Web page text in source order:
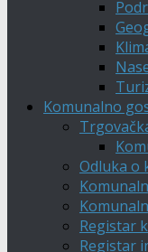
Komunalno
Odluka o
Registar
Registar